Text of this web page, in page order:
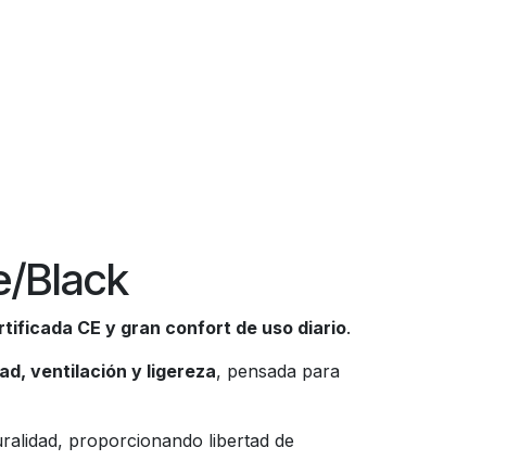
Black
CE y gran confort de uso diario.
ventilación y ligereza, pensada para
proporcionando libertad de